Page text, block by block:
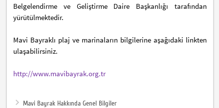
Belgelendirme ve Geliştirme Daire Başkanlığı tarafından
yürütülmektedir.
Mavi Bayraklı plaj ve marinaların bilgilerine aşağıdaki linkten
ulaşabilirsiniz.
http://www.mavibayrak.org.tr
Mavi Bayrak Hakkında Genel Bilgiler